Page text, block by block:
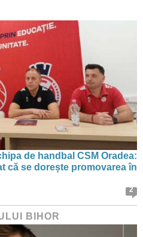
de handbal CSM Oradea:
că se dorește promovarea în
2
BIHOR